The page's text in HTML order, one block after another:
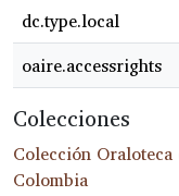
dc.type.local
oaire.accessrights
Colecciones
Colección
Colombia